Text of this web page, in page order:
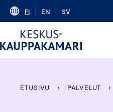
Skip
content
FI EN SV
ETUSIVU › PALVELUT ›